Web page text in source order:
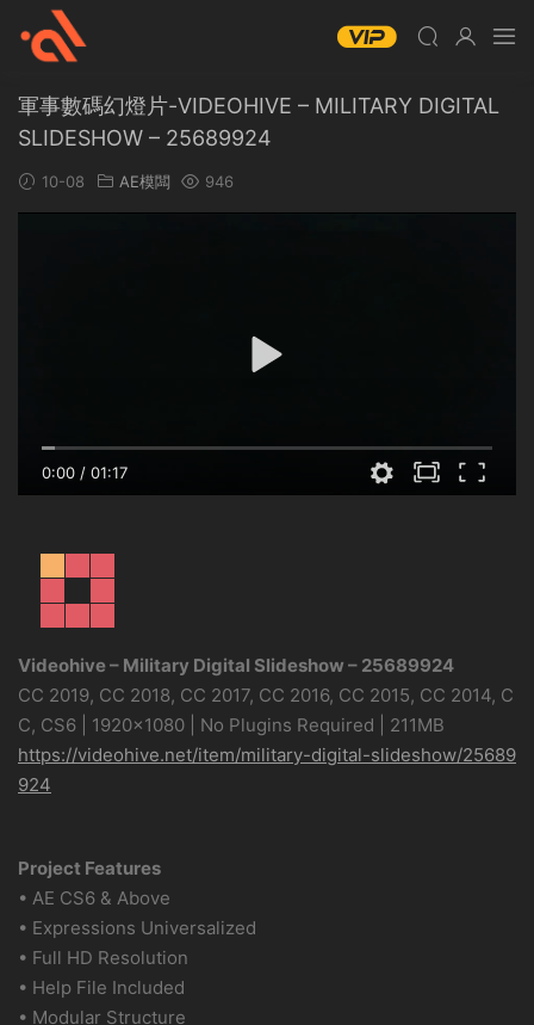
軍事數碼幻燈片-VIDEOHIVE – MILITARY DIGITAL
SLIDESHOW – 25689924
10-08 AE模闆 946
0:00 / 01:17
Videohive – Military Digital Slideshow – 25689924
CC 2019, CC 2018, CC 2017, CC 2016, CC 2015, CC 2014, C
C, CS6 | 1920×1080 | No Plugins Required | 211MB
https://videohive.net/item/military-digital-slideshow/25689
924
Project Features
• AE CS6 & Above
• Expressions Universalized
• Full HD Resolution
• Help File Included
• Modular Structure